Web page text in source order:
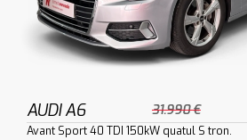
AUDI A6 31.990 €
Avant Sport 40 TDI 150kW quatul S tron.